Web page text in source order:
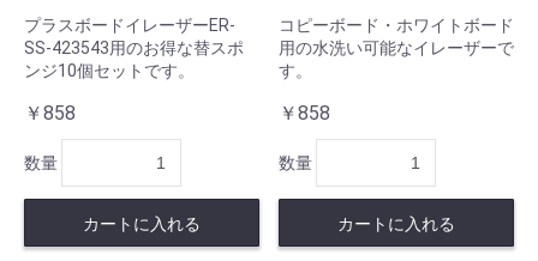
プラスボードイレーザーER-
SS-423543用のお得な替スポ
ンジ10個セットです。
￥858
数量
カートに入れる
コピーボード・ホワイトボード
用の水洗い可能なイレーザーで
す。
￥858
数量
カートに入れる